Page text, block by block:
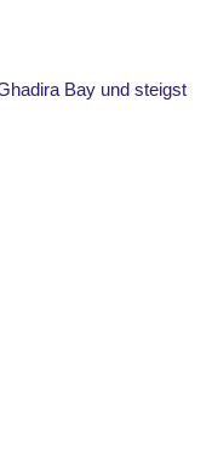
Bay und steigst